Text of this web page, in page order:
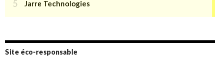
Site éco-responsable